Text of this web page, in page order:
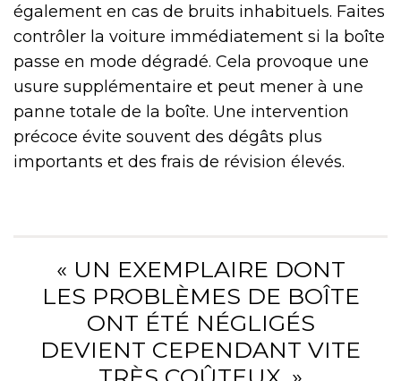
également en cas de bruits inhabituels. Faites
contrôler la voiture immédiatement si la boîte
passe en mode dégradé. Cela provoque une
usure supplémentaire et peut mener à une
panne totale de la boîte. Une intervention
précoce évite souvent des dégâts plus
importants et des frais de révision élevés.
« UN EXEMPLAIRE DONT
LES PROBLÈMES DE BOÎTE
ONT ÉTÉ NÉGLIGÉS
DEVIENT CEPENDANT VITE